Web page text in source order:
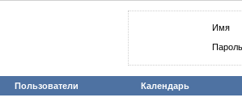
Имя
Пароль
Пользователи Календарь